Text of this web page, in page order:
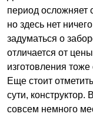
период осложняет
но здесь нет
задуматься о
отличается от
изготовления
Еще стоит
сути,
совсем немного